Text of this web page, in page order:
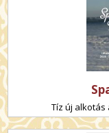
Tíz új